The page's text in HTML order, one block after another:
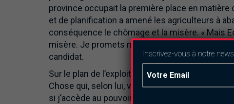
province occupait la première place en
et de planification a amené les agriculteurs à
conséquence le chômage et la misère. « Mais
misère. Je promets m’inspirer du potentiel de
candidat.
Sur le plan de l’exploitation de l’or, il a promis
Chose qui, selon lui, va réduire le taux de
si j’accède au pouvoir, ce sont les orpailleurs
Inscrivez-vous à notre